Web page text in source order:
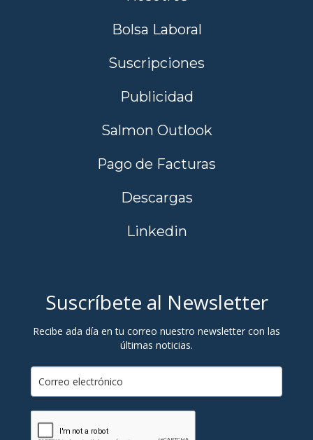
Bolsa Laboral
Suscripciones
Publicidad
Salmon Outlook
Pago de Facturas
Descargas
Linkedin
Suscríbete al Newsletter
Recibe ada día en tu correo nuestro newsletter con las
últimas noticias.